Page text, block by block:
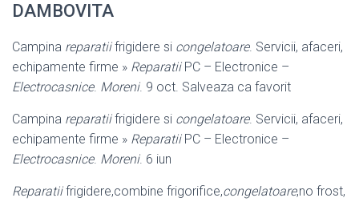
DAMBOVITA
Campina reparatiifrigidere si congelatoare. Servicii, afaceri,
echipamente firme » ReparatiiPC – Electronice –
Electrocasnice. Moreni. 9 oct. Salveaza ca favorit
Campina reparatiifrigidere si congelatoare. Servicii, afaceri,
echipamente firme » ReparatiiPC – Electronice –
Electrocasnice. Moreni. 6 iun
Reparatiifrigidere,combine frigorifice,congelatoare,no frost,